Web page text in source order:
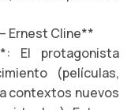
Ernest Cline**
El protagonista
(películas,
contextos nuevos
José*